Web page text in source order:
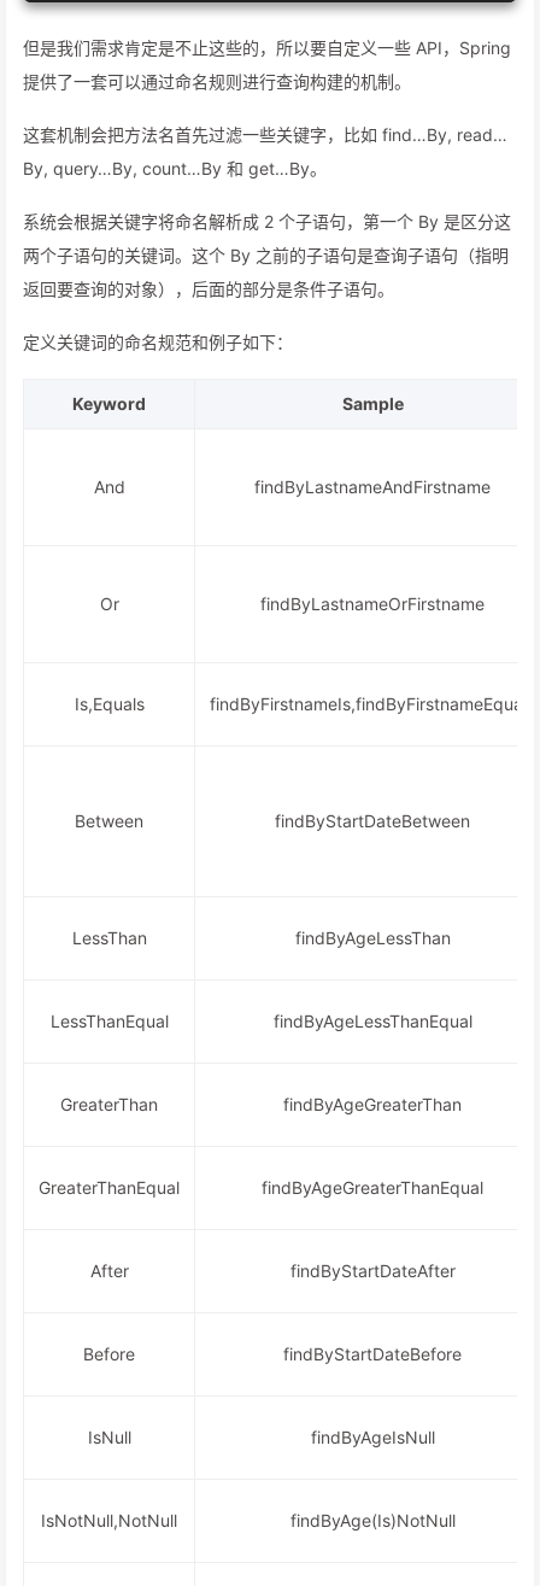
但是我们需求肯定是不止这些的，所以要自定义一些 API，Spring
提供了一套可以通过命名规则进行查询构建的机制。
这套机制会把方法名首先过滤一些关键字，比如 find…By, read…
By, query…By, count…By 和 get…By。
系统会根据关键字将命名解析成 2 个子语句，第一个 By 是区分这
两个子语句的关键词。这个 By 之前的子语句是查询子语句（指明
返回要查询的对象），后面的部分是条件子语句。
定义关键词的命名规范和例子如下：
Keyword Sample
And findByLastnameAndFirstname
Or findByLastnameOrFirstname
Is,Equals findByFirstnameIs,findByFirstnameEquals
Between findByStartDateBetween
LessThan findByAgeLessThan
LessThanEqual findByAgeLessThanEqual
GreaterThan findByAgeGreaterThan
GreaterThanEqual findByAgeGreaterThanEqual
After findByStartDateAfter
Before findByStartDateBefore
IsNull findByAgeIsNull
IsNotNull,NotNull findByAge(Is)NotNull